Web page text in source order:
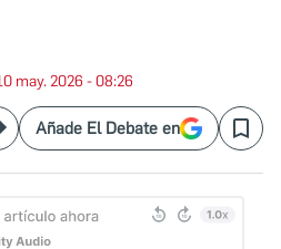
may. 2026 - 08:26
Añade El Debate en Save